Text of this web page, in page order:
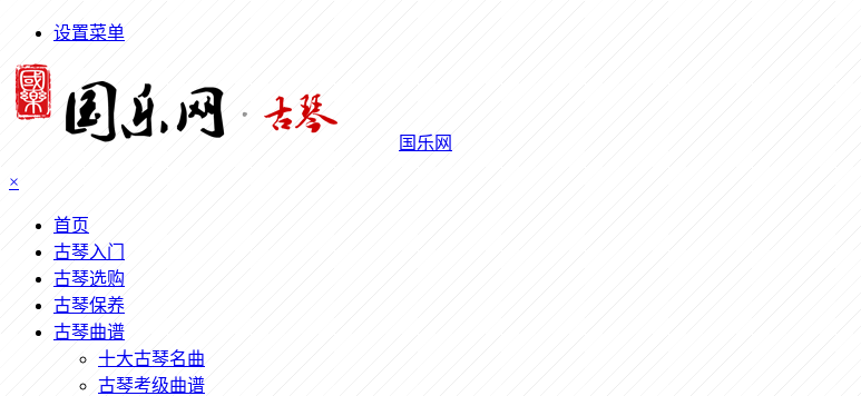
设置菜单
国乐网
×
首页
古琴入门
古琴选购
古琴保养
古琴曲谱
十大古琴名曲
古琴考级曲谱